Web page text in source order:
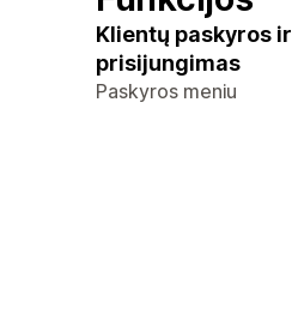
Klientų paskyros ir
prisijungimas
Paskyros meniu